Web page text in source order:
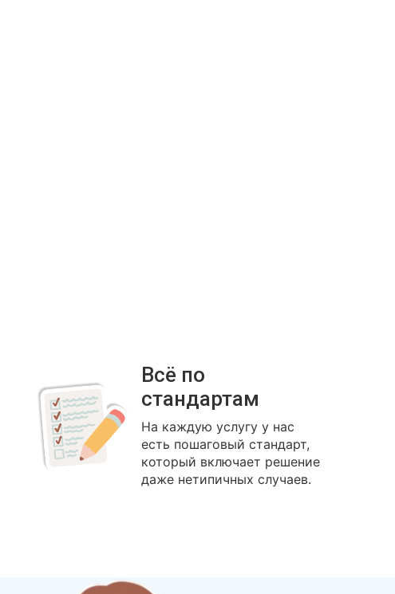
Всё по
стандартам
На каждую услугу у нас
есть пошаговый стандарт,
который включает решение
даже нетипичных случаев.